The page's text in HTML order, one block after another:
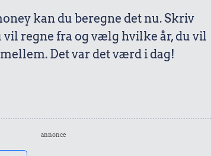
kan du beregne det nu. Skriv
vil regne fra og vælg hvilke år, du vil
Det var det værd i dag!
annonce